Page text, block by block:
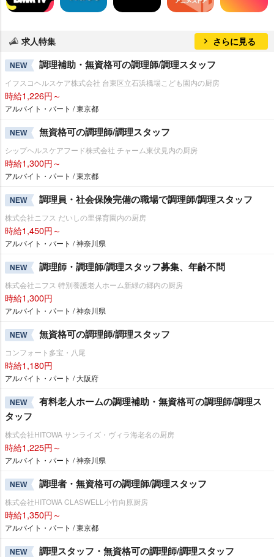
求人特集 さらに見る
NEW 調理補助・無資格可の調理師/調理スタッフ
イフスコヘルスケア株式会社 台東区立石浜橋場こども園内の厨房
時給1,226円～
アルバイト・パート / 東京都
NEW 無資格可の調理師/調理スタッフ
シップヘルスケアフード株式会社 チャーム東伏見内の厨房
時給1,300円～
アルバイト・パート / 東京都
NEW 調理員・社会保険完備の職場で調理師/調理スタッフ
株式会社ニフス だいしの里保育園内の厨房
時給1,450円～
アルバイト・パート / 神奈川県
NEW 調理師・調理師/調理スタッフ募集、年齢不問
株式会社ニフス 特別養護老人ホーム新緑の郷内の厨房
時給1,300円
アルバイト・パート / 神奈川県
NEW 無資格可の調理師/調理スタッフ
コンフォート多宝・八尾
時給1,180円
アルバイト・パート / 大阪府
NEW
有料老人ホームの調理補助・無資格可の調理師/調理ス
タッフ
株式会社HITOWA サンライズ・ヴィラ海老名の厨房
時給1,225円～
アルバイト・パート / 神奈川県
NEW 調理者・無資格可の調理師/調理スタッフ
株式会社HITOWA CLASWELL小竹向原厨房
時給1,350円～
アルバイト・パート / 東京都
NEW 調理スタッフ・無資格可の調理師/調理スタッフ